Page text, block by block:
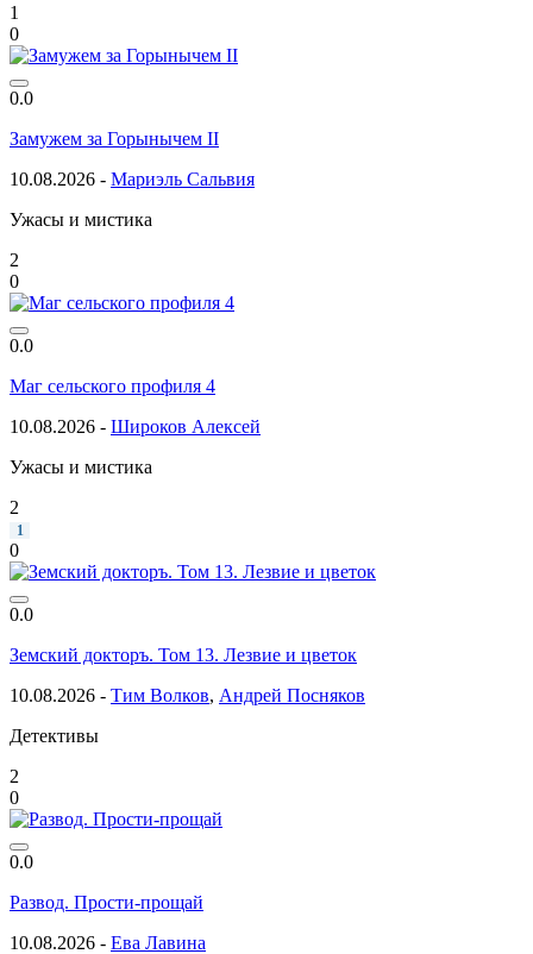
1
0
0.0
Замужем за Горынычем II
10.08.2026 - Мариэль Сальвия
Ужасы и мистика
2
0
0.0
Маг сельского профиля 4
10.08.2026 - Широков Алексей
Ужасы и мистика
2
1
0
0.0
Земский докторъ. Том 13. Лезвие и цветок
10.08.2026 - Тим Волков, Андрей Посняков
Детективы
2
0
0.0
Развод. Прости-прощай
10.08.2026 - Ева Лавина